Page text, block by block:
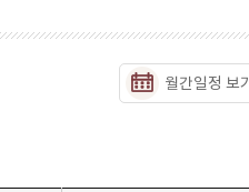
월간일정 보기